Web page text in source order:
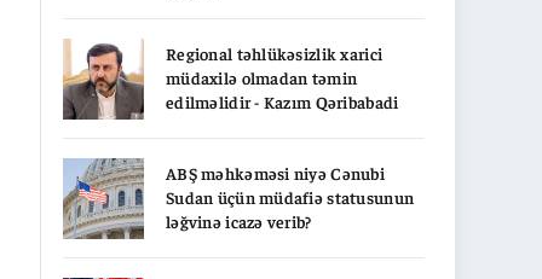
Regional təhlükəsizlik xarici
müdaxilə olmadan təmin
edilməlidir - Kazım Qəribabadi
ABŞ məhkəməsi niyə Cənubi
Sudan üçün müdafiə statusunun
ləğvinə icazə verib?